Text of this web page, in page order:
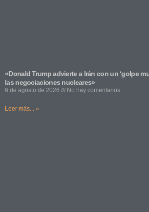
«Donald Trump advierte a Irán con un ‘golpe
las negociaciones nucleares»
6 de agosto de 2026 No hay comentarios
Leer más... »